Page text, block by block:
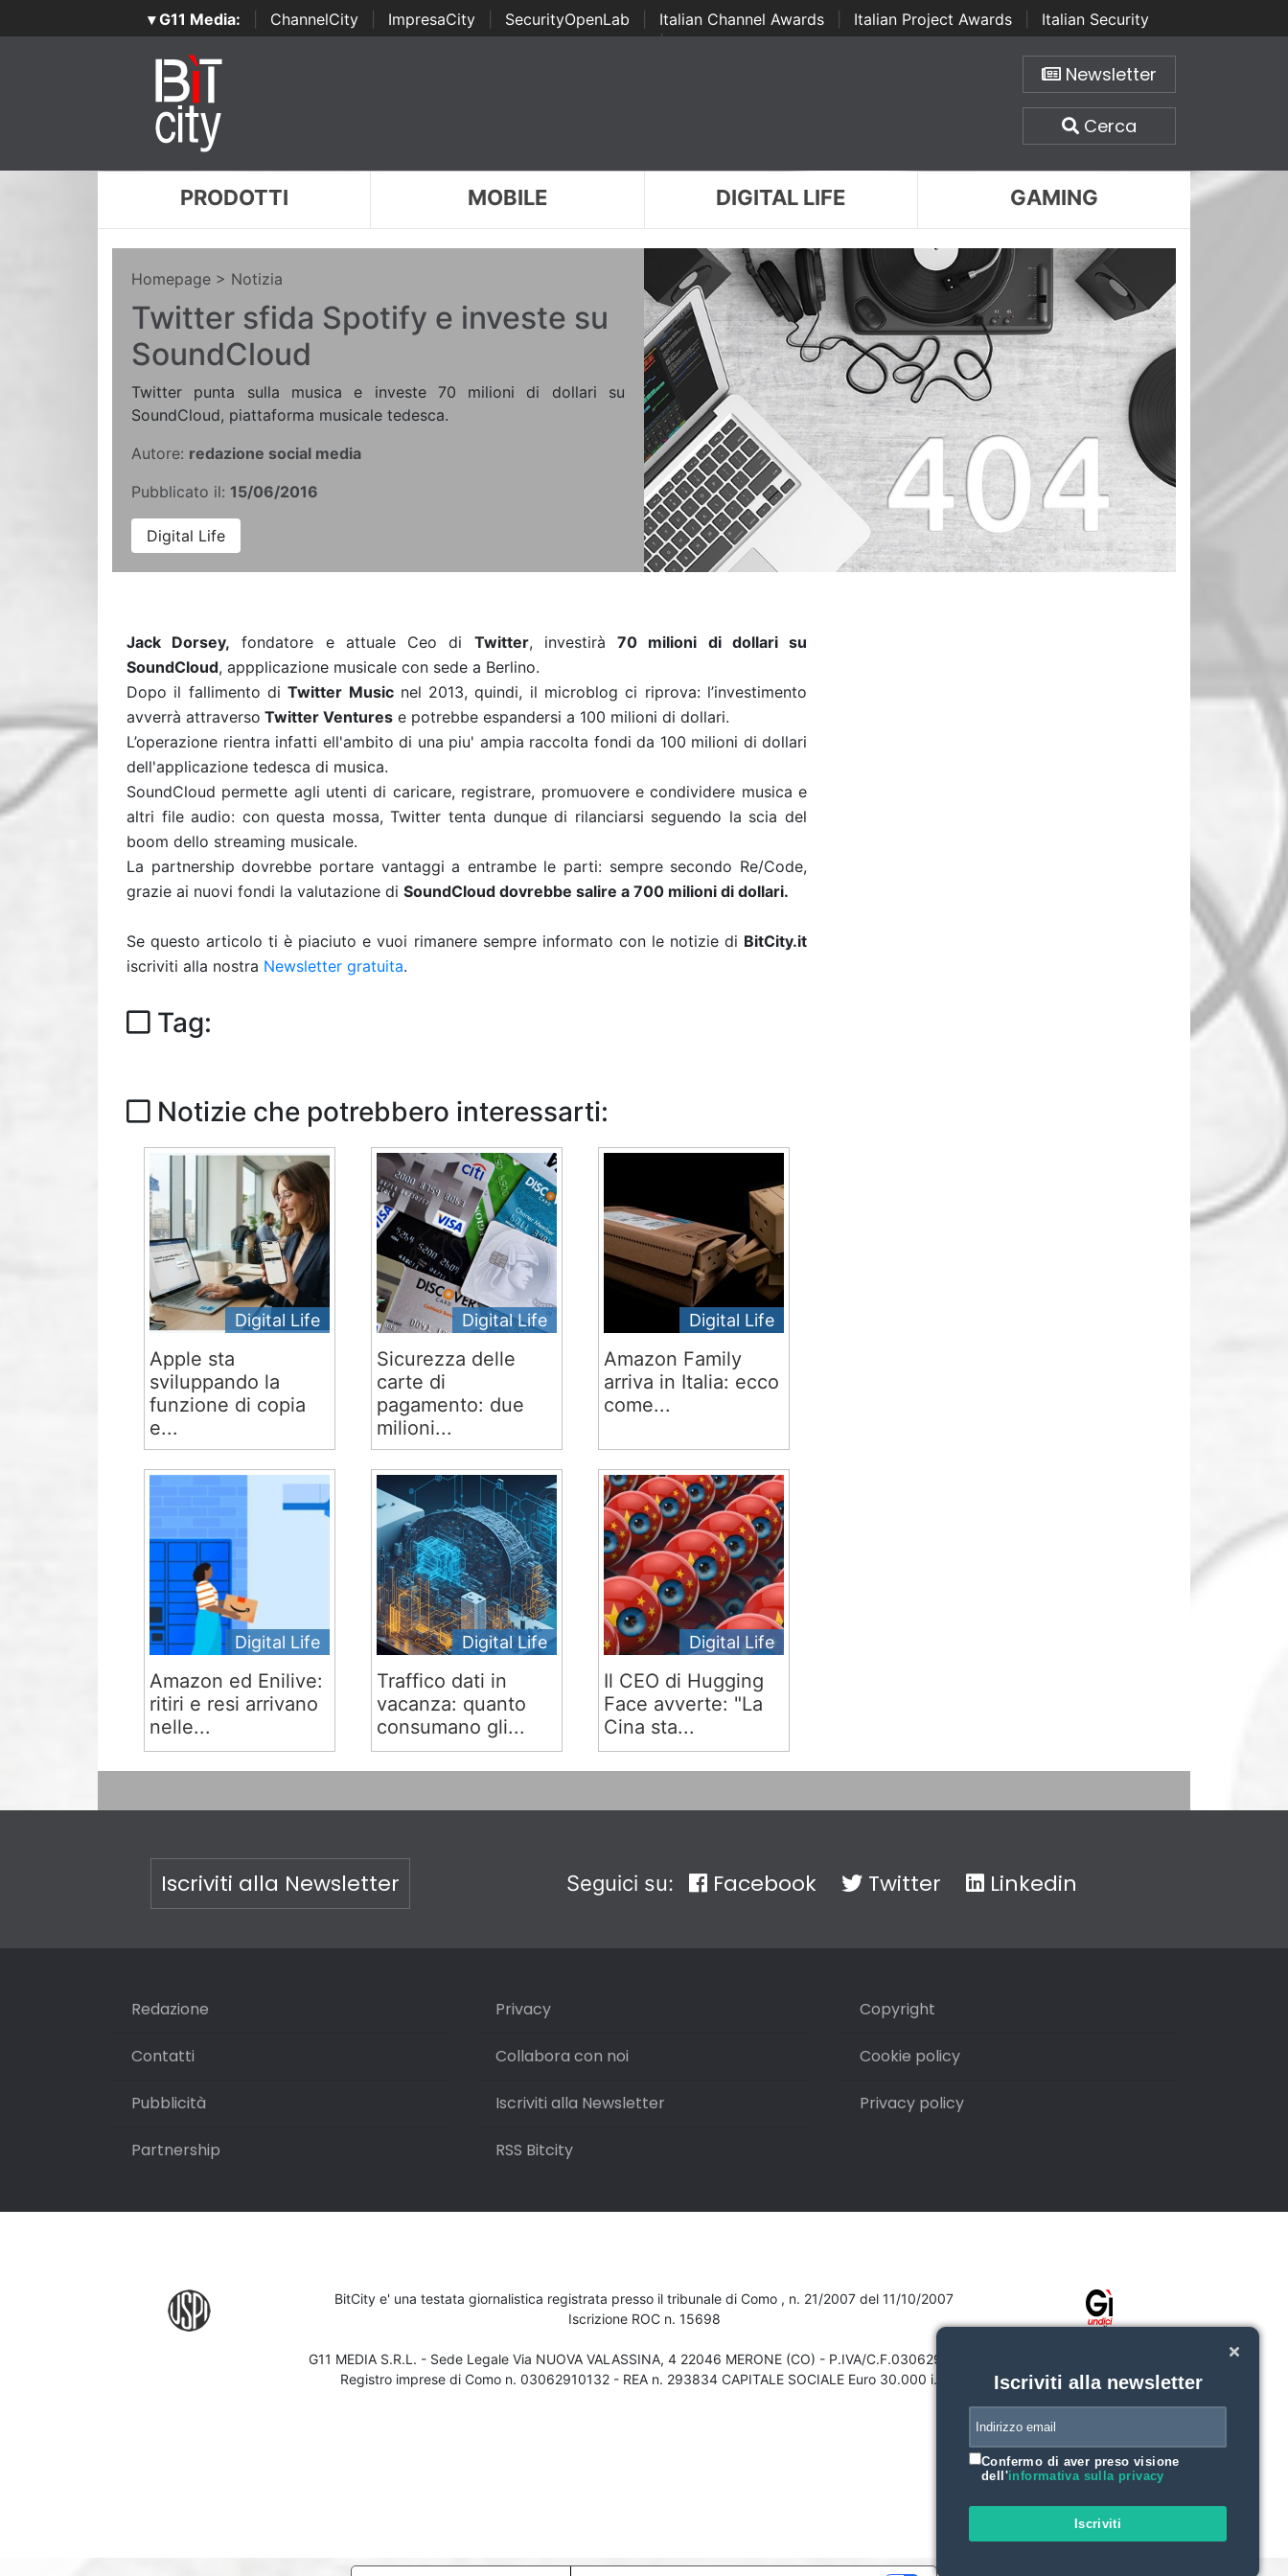
▾ G11 Media: ChannelCity ImpresaCity SecurityOpenLab Italian Channel Awards Italian Project Awards
Italian Security
Awards | ...
Newsletter
Cerca
PRODOTTI MOBILE DIGITAL LIFE GAMING
Homepage > Notizia
Twitter sfida Spotify e investe su
SoundCloud
Twitter punta sulla musica e investe 70 milioni di dollari su
SoundCloud, piattaforma musicale tedesca.
Autore: redazione social media
Pubblicato il: 15/06/2016
Digital Life
Jack Dorsey, fondatore e attuale Ceo di Twitter, investirà70 milioni di dollari su
SoundCloud, appplicazione musicale con sede a Berlino.
Dopo il fallimento diTwitter Musicnel 2013, quindi, il microblog ci riprova: l’investimento
avverrà attraverso Twitter Ventures e potrebbe espandersi a 100 milioni di dollari.
L’operazione rientra infatti ell'ambito di una piu' ampia raccolta fondi da 100 milioni di dollari
dell'applicazione tedesca di musica.
SoundCloud permette agli utenti di caricare, registrare, promuovere e condividere musica e
altri file audio: con questa mossa, Twitter tenta dunque di rilanciarsi seguendo la scia del
boom dello streaming musicale.
La partnership dovrebbe portare vantaggi a entrambe le parti: sempre secondo Re/Code,
grazie ai nuovi fondi la valutazione di SoundCloud dovrebbe salire a 700 milioni di dollari.
Se questo articolo ti è piaciuto e vuoi rimanere sempre informato con le notizie di BitCity.it
iscriviti alla nostra Newsletter gratuita.
Tag:
Notizie che potrebbero interessarti:
Digital Life
Apple sta
sviluppando la
funzione di copia
e...
Digital Life
Sicurezza delle
carte di
pagamento: due
milioni...
Digital Life
Amazon Family
arriva in Italia: ecco
come...
Digital Life
Amazon ed Enilive:
ritiri e resi arrivano
nelle...
Digital Life
Traffico dati in
vacanza: quanto
consumano gli...
Digital Life
Il CEO di Hugging
Face avverte: "La
Cina sta...
Iscriviti alla Newsletter Seguici su: Facebook Twitter Linkedin
Redazione
Contatti
Pubblicità
Partnership
Privacy
Collabora con noi
Iscriviti alla Newsletter
RSS Bitcity
Copyright
Cookie policy
Privacy policy
BitCity e' una testata giornalistica registrata presso il tribunale di Como , n. 21/2007 del 11/10/2007
Iscrizione ROC n. 15698
G11 MEDIA S.R.L. - Sede Legale Via NUOVA VALASSINA, 4 22046 MERONE (CO) - P.IVA/C.F.03062910132
Registro imprese di Como n. 03062910132 - REA n. 293834 CAPITALE SOCIALE Euro 30.000 i.v.
Iscriviti alla newsletter
Confermo di aver preso visione
dell'informativa sulla privacy
Iscriviti